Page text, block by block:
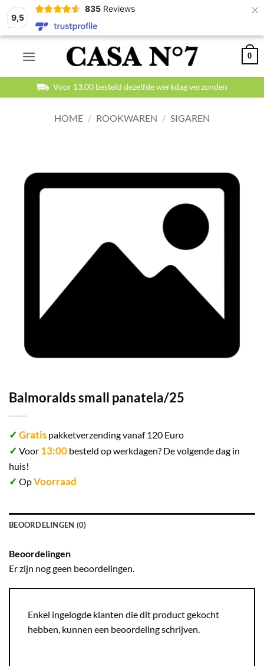
9,5
835 Reviews ×
Ga
0
Voor 13.00 besteld dezelfde werkdag verzonden
HOME / ROOKWAREN / SIGAREN
Balmoralds small panatela/25
✓ Gratis pakketverzending vanaf 120 Euro
✓ Voor 13:00 besteld op werkdagen? De volgende dag in
huis!
✓ OpVoorraad
BEOORDELINGEN (0)
Beoordelingen
Er zijn nog geen beoordelingen.
Enkel ingelogde klanten die dit product gekocht
hebben, kunnen een beoordeling schrijven.